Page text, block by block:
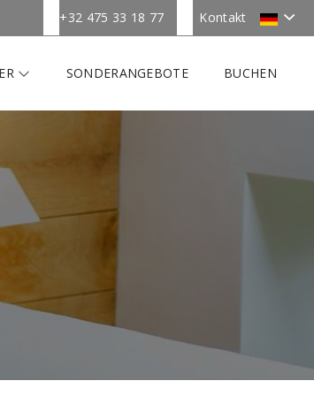
Kontakt
+32 475 33 18 77
SONDERANGEBOTE BUCHEN